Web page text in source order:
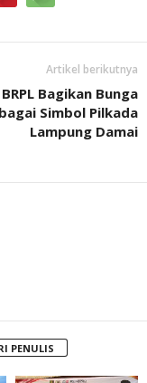
Artikel berikutnya
BRPL Bagikan Bunga
Simbol Pilkada
Lampung Damai
PENULIS